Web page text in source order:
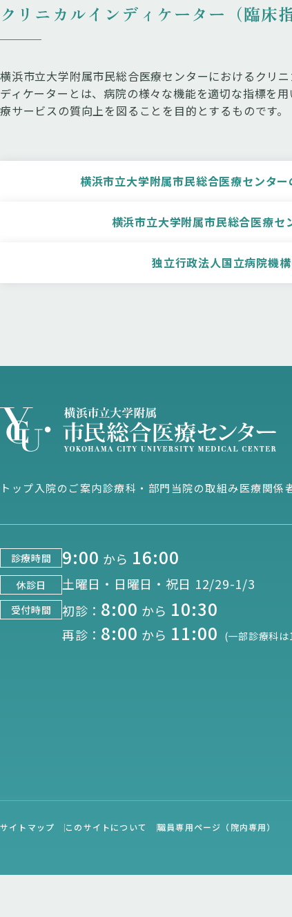
クリニカルインディケーター（臨床指
横浜市立大学附属市民総合医療センターにおけるクリ
ディケーターとは、病院の様々な機能を適切な指標を
療サービスの質向上を図ることを目的とするものです。
横浜市立大学附属市民総合医療センタ
横浜市立大学附属市民総合医療セ
独立行政法人国立病院機
トップ入院のご案内診療科・部門 当院の取組み医療関係
診療時間 9:00 から 16:00
休診日 土曜日・日曜日・祝日 12/29-1/3
受付時間 初診： 8:00 から 10:30
再診： 8:00 から 11:00 (一部診療科
サイトマップ このサイトについて 職員専用ページ（院内専用）